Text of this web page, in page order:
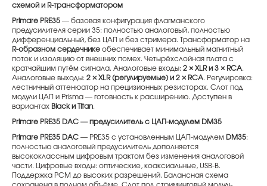
схемой и R-трансформатором
Primare PRE35 — базовая конфигурация флагманского
предусилителя серии 35: полностью аналоговый, полностью
дифференциальный, без ЦАП и без стримера. Трансформатор на
R-образном сердечнике обеспечивает минимальный магнитный
поток и изоляцию от внешних помех. Четырёхслойная плата с
кратчайшим путём сигнала. Аналоговые входы: 2 × XLR и 3 × RCA.
Аналоговые выходы: 2 × XLR (регулируемые) и 2 × RCA. Регулировка:
лестничный аттенюатор на прецизионных резисторах. Слот под
модули ЦАП и Prisma — готовность к расширению. Доступен в
вариантах Black и Titan.
Primare PRE35 DAC — предусилитель с ЦАП-модулем DM35
Primare PRE35 DAC — PRE35 с установленным ЦАП-модулем DM35:
полностью аналоговый предусилитель дополняется
высококлассным цифровым трактом без изменения аналоговой
части. Цифровые входы: оптические, коаксиальные, USB-B.
Поддержка PCM до высоких разрешений. Балансная схема